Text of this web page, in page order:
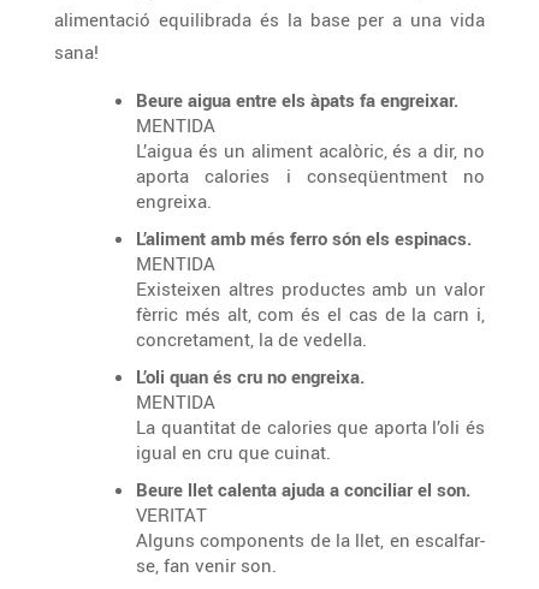
alimentació equilibrada és la base per a una vida
sana!
Beure aigua entre els àpats fa engreixar.
MENTIDA
L’aigua és un aliment acalòric, és a dir, no
aporta calories i conseqüentment no
engreixa.
L’aliment amb més ferro són els espinacs.
MENTIDA
Existeixen altres productes amb un valor
fèrric més alt, com és el cas de la carn i,
concretament, la de vedella.
L’oli quan és cru no engreixa.
MENTIDA
La quantitat de calories que aporta l’oli és
igual en cru que cuinat.
Beure llet calenta ajuda a conciliar el son.
VERITAT
Alguns components de la llet, en escalfar-
se, fan venir son.